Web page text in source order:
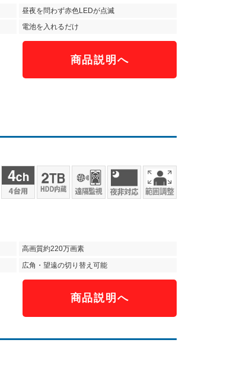
昼夜を問わず赤色LEDが点滅
電池を入れるだけ
商品説明へ
高画質約220万画素
広角・望遠の切り替え可能
商品説明へ